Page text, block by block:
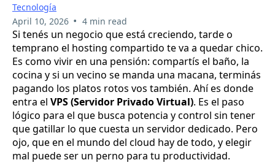
Tecnología
April 10, 2026 • 4 min read
Si tenés un negocio que está creciendo, tarde o
temprano el hosting compartido te va a quedar chico.
Es como vivir en una pensión: compartís el baño, la
cocina y si un vecino se manda una macana, terminás
pagando los platos rotos vos también. Ahí es donde
entra el VPS (Servidor Privado Virtual). Es el paso
lógico para el que busca potencia y control sin tener
que gatillar lo que cuesta un servidor dedicado. Pero
ojo, que en el mundo del cloud hay de todo, y elegir
mal puede ser un perno para tu productividad.